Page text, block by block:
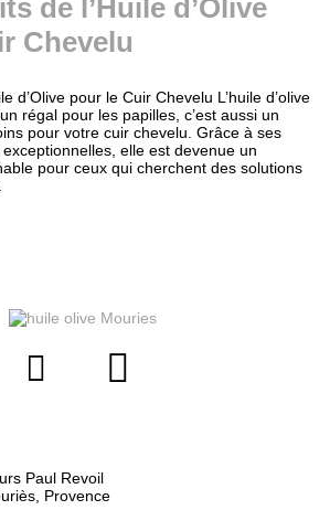
de l’Huile d’Olive
Chevelu
d’Olive pour le Cuir Chevelu L’huile d’olive
régal pour les papilles, c’est aussi un
pour votre cuir chevelu. Grâce à ses
elle est devenue un
pour ceux qui cherchent des solutions
Paul Revoil
Provence